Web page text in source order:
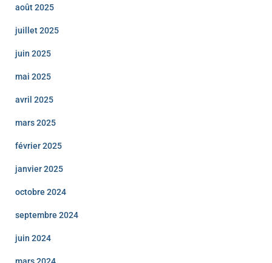
août 2025
juillet 2025
juin 2025
mai 2025
avril 2025
mars 2025
février 2025
janvier 2025
octobre 2024
septembre 2024
juin 2024
mars 2024